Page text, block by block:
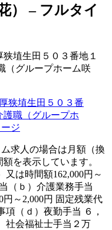
） – フルタイ
埴生田５０３番地１
（グループホーム咲
求人の場合は月額（換
を表示しています。
は時間額162,000円～
（ｂ）介護業務手当
円～2,000円 固定残業代
項（ｄ）夜勤手当 ６，
社会福祉士手当２万